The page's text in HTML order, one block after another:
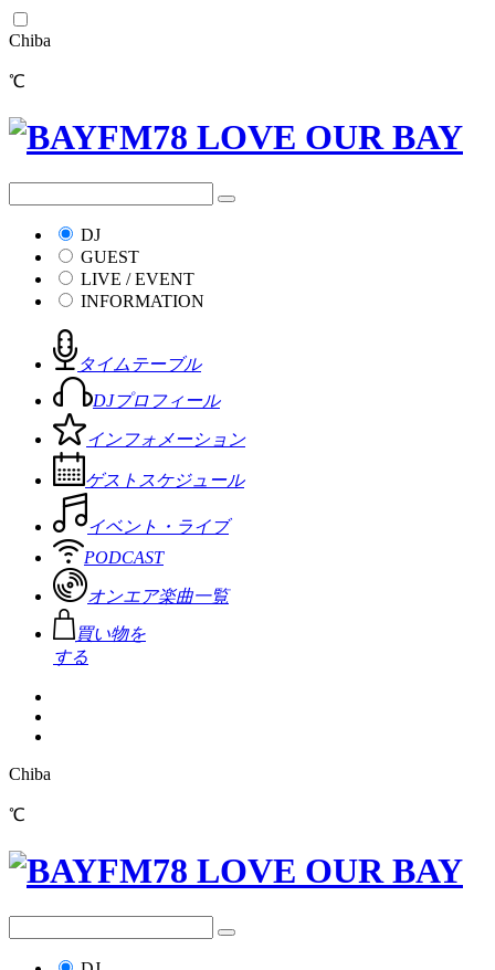
Chiba
℃
DJ
GUEST
LIVE / EVENT
INFORMATION
タイムテーブル
DJプロフィール
インフォメーション
ゲストスケジュール
イベント・ライブ
PODCAST
オンエア楽曲一覧
買い物を
する
Chiba
℃